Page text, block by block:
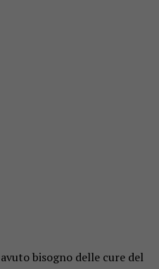
bisogno delle cure del